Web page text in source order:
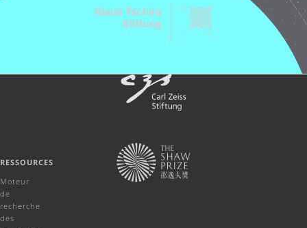
RESSOURCES
Moteur
de
recherche
des